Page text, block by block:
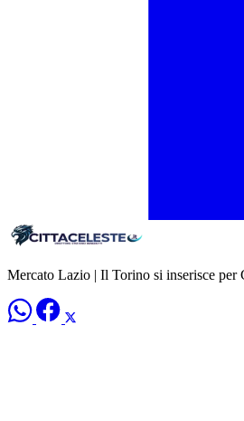
Mercato Lazio | Il Torino si inserisce per